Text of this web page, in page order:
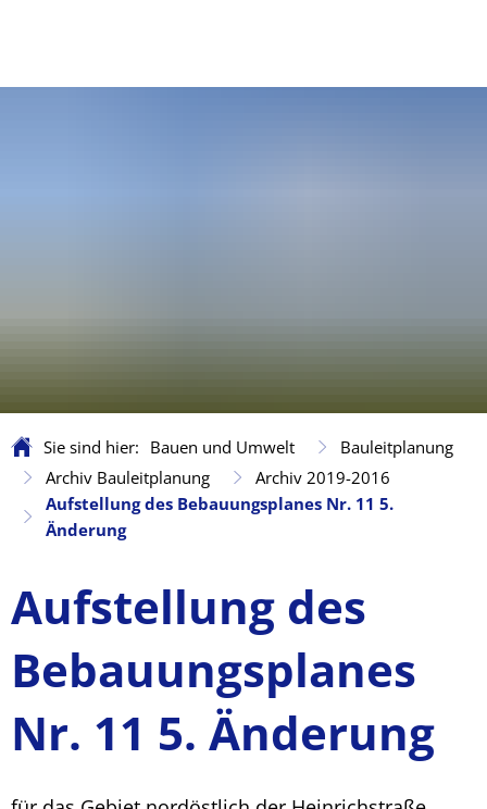
Sie sind hier: Bauen und Umwelt
Bauleitplanung
Archiv Bauleitplanung
Archiv 2019-2016
Aufstellung des Bebauungsplanes Nr. 11 5.
Änderung
Aufstellung des
Bebauungsplanes
Nr. 11 5. Änderung